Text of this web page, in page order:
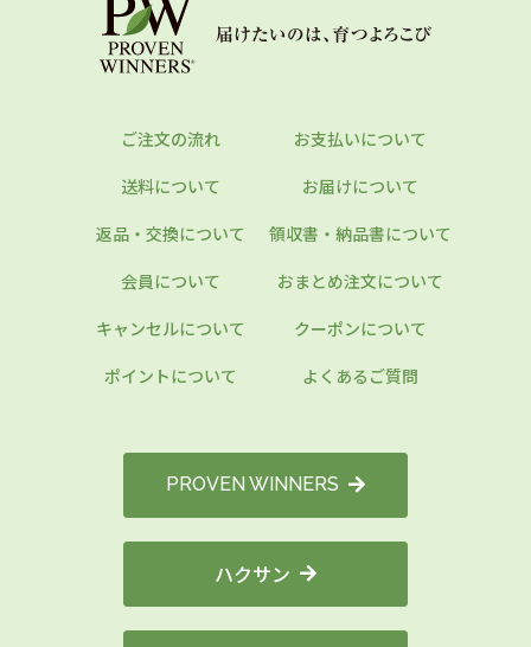
ご注文の流れ
お支払いについて
送料について
お届けについて
返品・交換について
領収書・納品書について
会員について
おまとめ注文について
キャンセルについて
クーポンについて
ポイントについて
よくあるご質問
PROVEN WINNERS
ハクサン